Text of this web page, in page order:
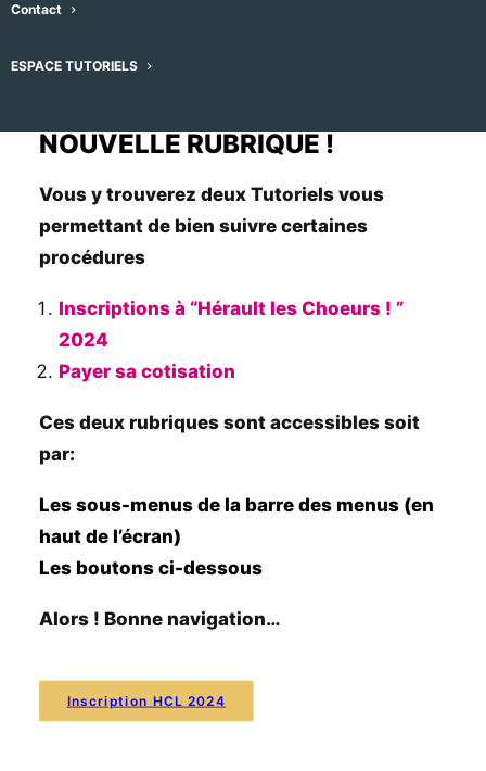
Contact
ESPACE TUTORIELS
Soyez les Bienvenus !
NOUVELLE RUBRIQUE !
Vous y trouverez deux Tutoriels vous
permettant de bien suivre certaines
procédures
Inscriptions à “Hérault les Choeurs ! ”
2024
Payer sa cotisation
Ces deux rubriques sont accessibles soit
par:
Les sous-menus de la barre des menus (en
haut de l’écran)
Les boutons ci-dessous
Alors ! Bonne navigation…
Inscription HCL 2024